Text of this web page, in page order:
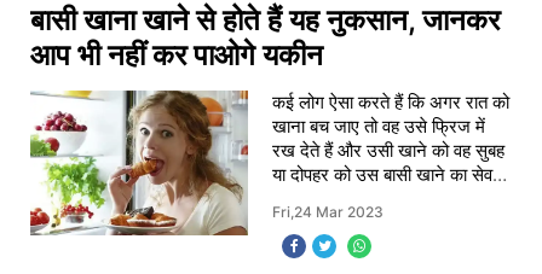
Feature
Jobs
&
Education
Utility
Astro
बासी खाना खाने से होते हैं यह नुकसान, जानकर
आप भी नहीं कर पाओगे यकीन
कई लोग ऐसा करते हैं कि अगर रात को
खाना बच जाए तो वह उसे फ्रिज में
रख देते हैं और उसी खाने को वह सुबह
या दोपहर को उस बासी खाने का सेवन
हमारे स्वास्थ्य के लिए नुकसानदा
Fri,24 Mar 2023